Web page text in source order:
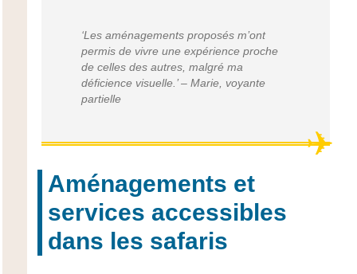
‘Les aménagements proposés m’ont
permis de vivre une expérience proche
de celles des autres, malgré ma
déficience visuelle.’– Marie, voyante
partielle
Aménagements et
services accessibles
dans les safaris